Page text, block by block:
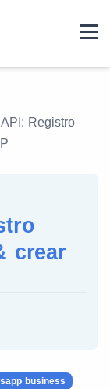
Registro
crear
business